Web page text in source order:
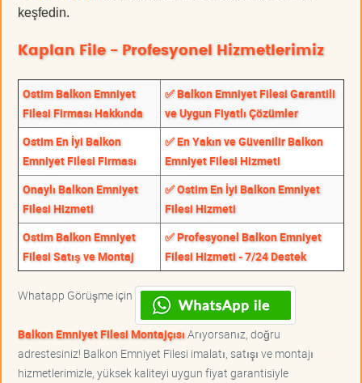
keşfedin.
Kaplan File - Profesyonel Hizmetlerimiz
Ostim Balkon Emniyet
Filesi Firması Hakkında
✅ Balkon Emniyet Filesi Garantili
ve Uygun Fiyatlı Çözümler
Ostim En İyi Balkon
Emniyet Filesi Firması
✅ En Yakın ve Güvenilir Balkon
Emniyet Filesi Hizmeti
Onaylı Balkon Emniyet
Filesi Hizmeti
✅ Ostim En İyi Balkon Emniyet
Filesi Hizmeti
Ostim Balkon Emniyet
Filesi Satış ve Montaj
✅ Profesyonel Balkon Emniyet
Filesi Hizmeti - 7/24 Destek
Whatapp Görüşme için
Balkon Emniyet Filesi MontajçısıArıyorsanız, doğru
adrestesiniz! Balkon Emniyet Filesi imalatı, satışı ve montajı
hizmetlerimizle, yüksek kaliteyi uygun fiyat garantisiyle